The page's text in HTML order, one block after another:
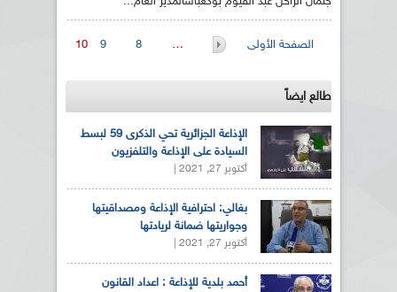
الصفحات
الصفحة الأولى …
8
9
10
طالع ايضاً
الإذاعة الجزائرية تحي الذكرى 59 لبسط
السيادة على الإذاعة والتلفزيون
أكتوبر 27, 2021 |
بغالي: احترافية الإذاعة ومصداقيتها
وجواريتها ضمانة لريادتها
أكتوبر 27, 2021 |
أحمد بلدية للإذاعة : اعداد القانون